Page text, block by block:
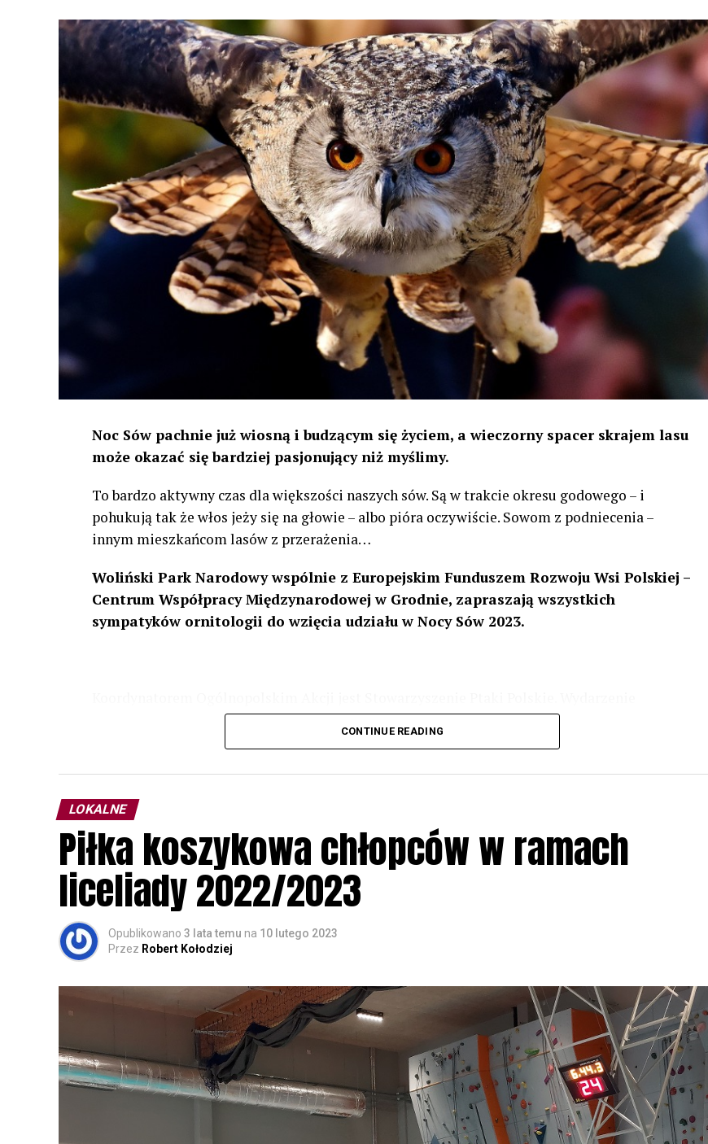
Noc Sów pachnie już wiosną i budzącym się życiem, a wieczorny spacer skrajem lasu
może okazać się bardziej pasjonujący niż myślimy.
To bardzo aktywny czas dla większości naszych sów. Są w trakcie okresu godowego – i
pohukują tak że włos jeży się na głowie – albo pióra oczywiście. Sowom z podniecenia –
innym mieszkańcom lasów z przerażenia…
Woliński Park Narodowy wspólnie z Europejskim Funduszem Rozwoju Wsi Polskiej –
Centrum Współpracy Międzynarodowej w Grodnie, zapraszają wszystkich
sympatyków ornitologii do wzięcia udziału w Nocy Sów 2023.
odbędzie się w dniach24 i 25 lutego 2023 r. wg harmonogramu przedstawionego na
Wszystkich uczestników zapraszamy do udziału w Akcji, włączenia się w aktywne
rozpoznawanie głosów sów i wymianę doświadczeń przy grillu.Na wydarzenie obowiązują
zapisy.
CONTINUE READING
LOKALNE
Piłka koszykowa chłopców w ramach
liceliady 2022/2023
Opublikowano 3 lata temu na 10 lutego 2023
Przez Robert Kołodziej